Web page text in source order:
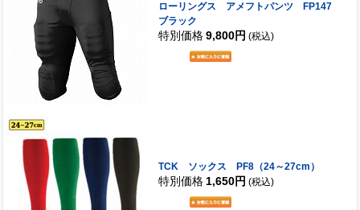
ローリングス アメフトパンツ FP147
ブラック
特別価格 9,800円 (税込)
TCK ソックス PF8（24～27cm）
特別価格 1,650円 (税込)